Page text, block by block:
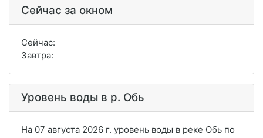
Сейчас за окном
Сейчас:
Завтра:
Уровень воды в р. Обь